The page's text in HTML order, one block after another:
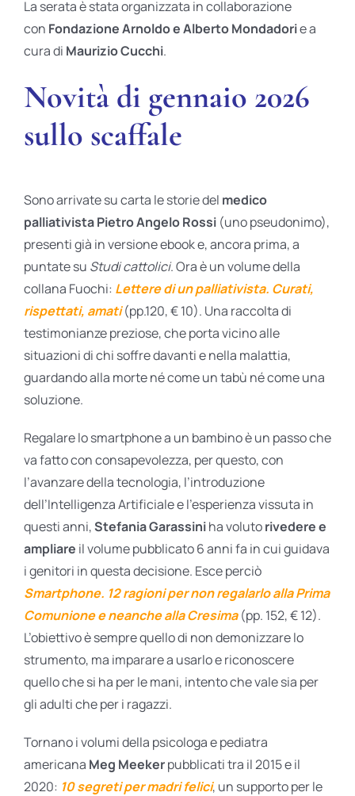
La serata è stata organizzata in collaborazione
con Fondazione Arnoldo e Alberto Mondadorie a
cura di Maurizio Cucchi.
Novità di gennaio 2026
sullo scaffale
Sono arrivate su carta le storie del medico
palliativista Pietro Angelo Rossi (uno pseudonimo),
presenti già in versione ebook e, ancora prima, a
puntate su Studi cattolici. Ora è un volume della
collana Fuochi: Lettere di un palliativista. Curati,
rispettati, amati (pp.120, € 10). Una raccolta di
testimonianze preziose, che porta vicino alle
situazioni di chi soffre davanti e nella malattia,
guardando alla morte né come un tabù né come una
soluzione.
Regalare lo smartphone a un bambino è un passo che
va fatto con consapevolezza, per questo, con
l’avanzare della tecnologia, l’introduzione
dell’Intelligenza Ar­­­ti­ficiale e l’esperienza vissuta in
questi anni,Stefania Garassiniha volutorivedere e
ampliare il volume pubblicato 6 anni fa in cui guidava
i genitori in questa decisione. Esce perciò
Smartphone. 12 ragioni per non regalarlo alla Prima
Comunione e neanche alla Cresima(pp. 152, € 12).
L’obiettivo è sempre quello di non demonizzare lo
strumento, ma imparare a usarlo e riconoscere
quello che si ha per le mani, intento che vale sia per
gli adulti che per i ragazzi.
Tornano i volumi della psicologa e pediatra
americana Meg Meekerpubblicati tra il 2015 e il
2020: 10 segreti per madri felici, un supporto per le